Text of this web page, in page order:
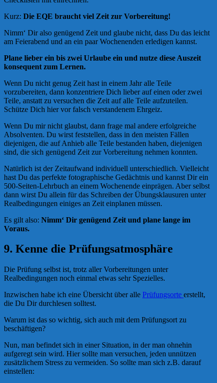
Kurz: Die EQE braucht viel Zeit zur Vorbereitung!
Nimm‘ Dir also genügend Zeit und glaube nicht, dass Du das leicht
am Feierabend und an ein paar Wochenenden erledigen kannst.
Plane lieber ein bis zwei Urlaube ein und nutze diese Auszeit
konsequent zum Lernen.
Wenn Du nicht genug Zeit hast in einem Jahr alle Teile
vorzubereiten, dann konzentriere Dich lieber auf einen oder zwei
Teile, anstatt zu versuchen die Zeit auf alle Teile aufzuteilen.
Schütze Dich hier vor falsch verstandenem Ehrgeiz.
Wenn Du mir nicht glaubst, dann frage mal andere erfolgreiche
Absolventen. Du wirst feststellen, dass in den meisten Fällen
diejenigen, die auf Anhieb alle Teile bestanden haben, diejenigen
sind, die sich genügend Zeit zur Vorbereitung nehmen konnten.
Natürlich ist der Zeitaufwand individuell unterschiedlich. Vielleicht
hast Du das perfekte fotographische Gedächtnis und kannst Dir ein
500-Seiten-Lehrbuch an einem Wochenende einprägen. Aber selbst
dann wirst Du allein für das Schreiben der Übungsklausuren unter
Realbedingungen einiges an Zeit einplanen müssen.
Es gilt also: Nimm‘ Dir genügend Zeit und plane lange im
Voraus.
9. Kenne die Prüfungsatmosphäre
Die Prüfung selbst ist, trotz aller Vorbereitungen unter
Realbedingungen noch einmal etwas sehr Spezielles.
Inzwischen habe ich eine Übersicht über alle Prüfungsorte erstellt,
die Du Dir durchlesen solltest.
Warum ist das so wichtig, sich auch mit dem Prüfungsort zu
beschäftigen?
Nun, man befindet sich in einer Situation, in der man ohnehin
aufgeregt sein wird. Hier sollte man versuchen, jeden unnützen
zusätzlichem Stress zu vermeiden. So sollte man sich z.B. darauf
einstellen: